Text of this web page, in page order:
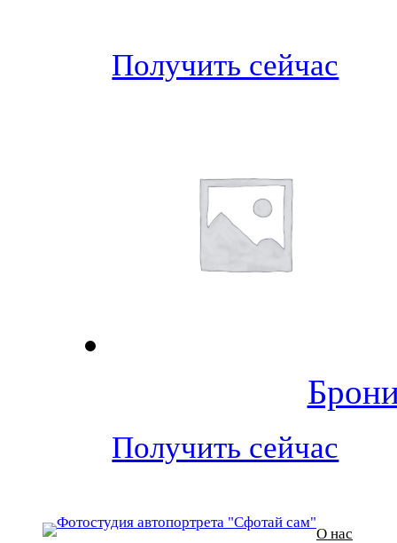
Получить сейчас
Получить сейчас
О нас